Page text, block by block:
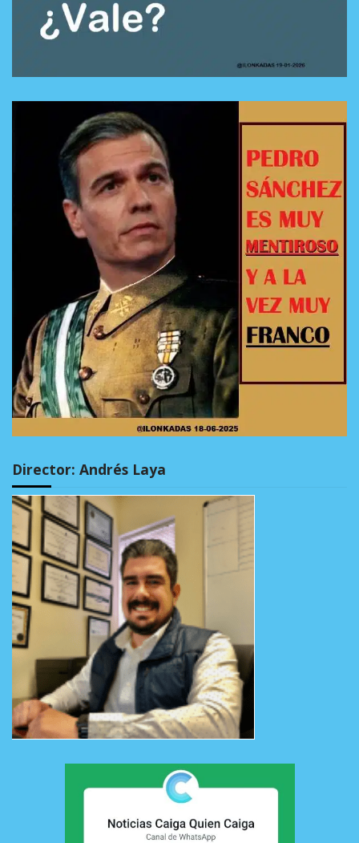
Director: Andrés Laya